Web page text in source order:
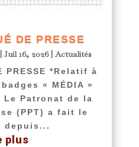
DE PRESSE
|Juil 16, 2026|Actualités
PRESSE *Relatif à
« MÉDIA »
Patronat de la
(PPT) a fait le
depuis...
plus